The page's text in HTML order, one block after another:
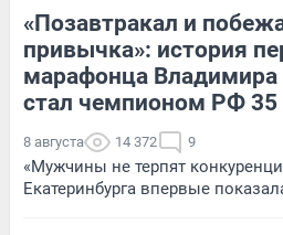
«Позавтракал и
привычка»: история
марафонца
стал чемпионом РФ 35
8 августа 14 372 9
«Мужчины не терпят
Екатеринбурга впервые